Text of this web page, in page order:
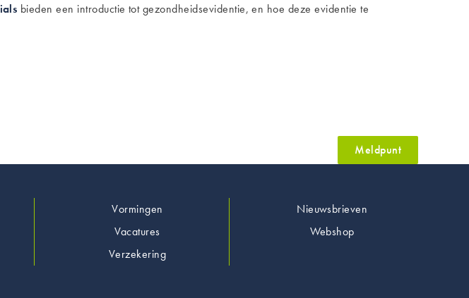
bieden een introductie tot gezondheidsevidentie, en hoe deze evidentie te
Meldpunt
Vormingen
Vacatures
Verzekering
Nieuwsbrieven
Webshop